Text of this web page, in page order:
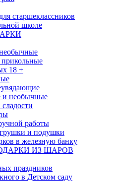
старшеклассников
школе
18 +
и необычные
работы
и подушки
в железную банку
ИЗ ШАРОВ
праздников
в Детском саду